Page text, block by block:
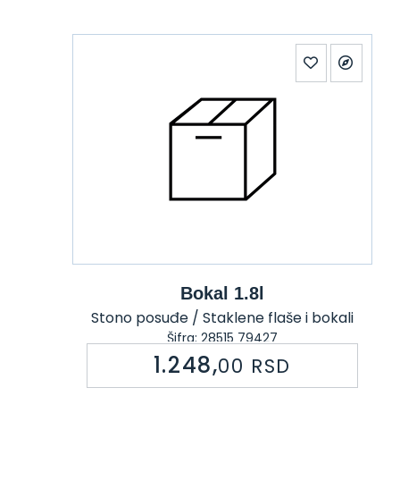
Bokal 1.8l
Stono posuđe / Staklene flaše i bokali
Šifra: 28515 79427
1.248,00 RSD